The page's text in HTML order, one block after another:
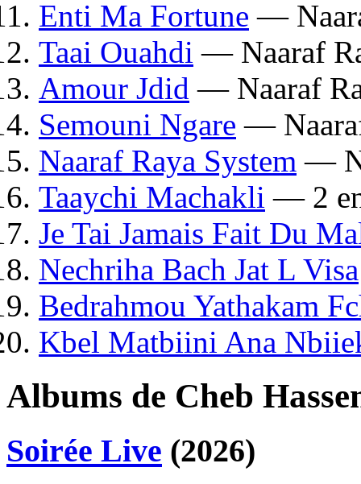
Enti Ma Fortune —
Taai Ouahdi — Naaraf
Amour Jdid — Naaraf
Semouni Ngare —
Naaraf Raya System —
Taaychi Machakli — 2
Je Tai Jamais Fait Du
Nechriha Bach Jat L Visa
Bedrahmou Yathakam
Kbel Matbiini Ana
Albums de Cheb
Soirée Live (2026)